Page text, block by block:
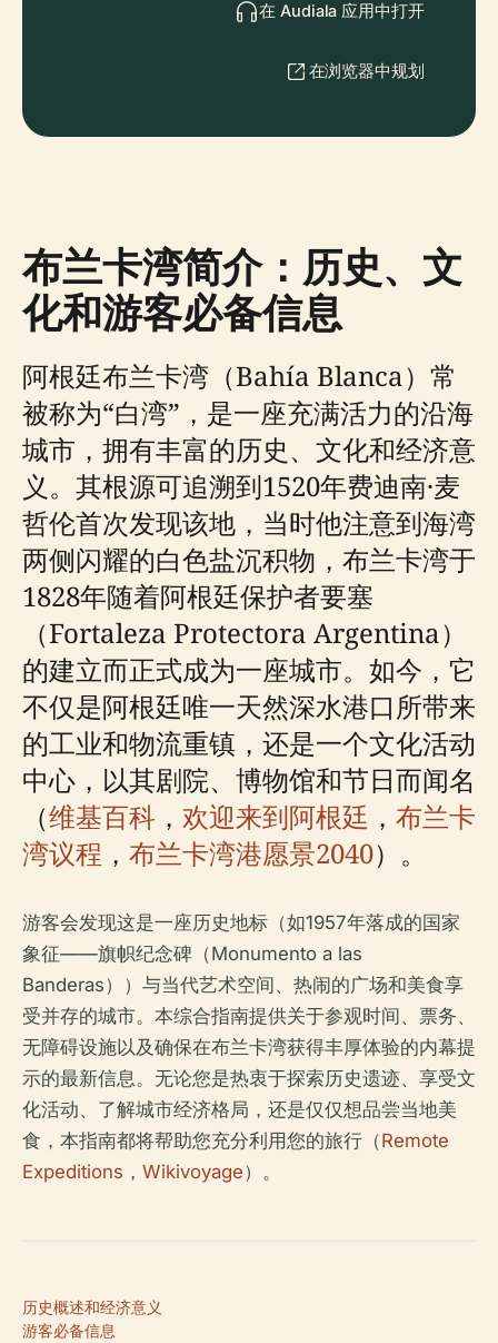
在 Audiala 应用中打开
在浏览器中规划
布兰卡湾简介：历史、文
化和游客必备信息
阿根廷布兰卡湾（Bahía Blanca）常
被称为“白湾”，是一座充满活力的沿海
城市，拥有丰富的历史、文化和经济意
义。其根源可追溯到1520年费迪南·麦
哲伦首次发现该地，当时他注意到海湾
两侧闪耀的白色盐沉积物，布兰卡湾于
1828年随着阿根廷保护者要塞
（Fortaleza Protectora Argentina）
的建立而正式成为一座城市。如今，它
不仅是阿根廷唯一天然深水港口所带来
的工业和物流重镇，还是一个文化活动
中心，以其剧院、博物馆和节日而闻名
（维基百科 ， 欢迎来到阿根廷 ， 布兰卡
湾议程 ， 布兰卡湾港愿景2040）。
游客会发现这是一座历史地标（如1957年落成的国家
象征——旗帜纪念碑（Monumento a las
Banderas））与当代艺术空间、热闹的广场和美食享
受并存的城市。本综合指南提供关于参观时间、票务、
无障碍设施以及确保在布兰卡湾获得丰厚体验的内幕提
示的最新信息。无论您是热衷于探索历史遗迹、享受文
化活动、了解城市经济格局，还是仅仅想品尝当地美
食，本指南都将帮助您充分利用您的旅行（Remote
Expeditions ， Wikivoyage）。
历史概述和经济意义
游客必备信息